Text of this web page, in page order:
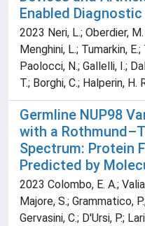
Enabled
2023 Neri, L.; Oberdier,
Menghini, L.; Tumarkin,
Paolocci, N.; Gallelli, I.;
T.; Borghi, C.; Halperin, H.
Germline NUP98
with a
Spectrum: Protein
Predicted by
2023 Colombo, E. A.;
Majore, S.; Grammatico,
Gervasini, C.; D'Ursi, P.;